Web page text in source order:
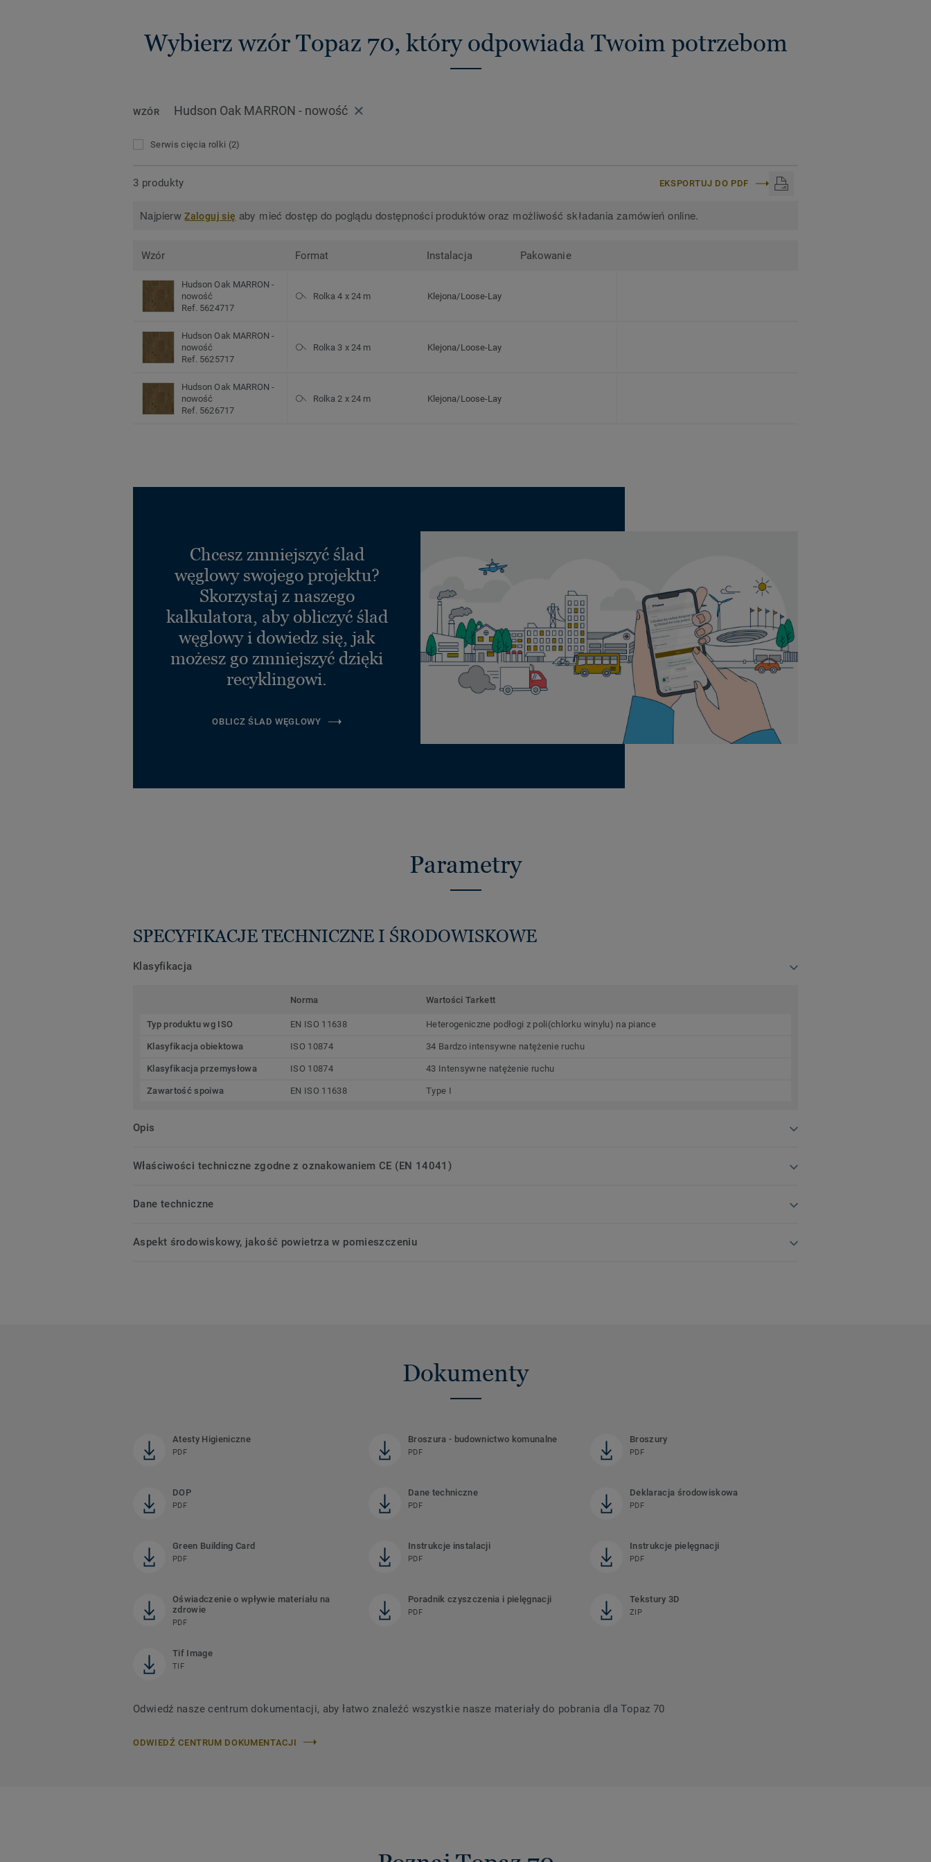
Wybierz wzór Topaz 70, który odpowiada Twoim potrzebom
WZÓR Hudson Oak MARRON - nowość
Serwis cięcia rolki (2)
3 produkty EKSPORTUJ DO PDF
NajpierwZaloguj się aby mieć dostęp do poglądu dostępności produktów oraz możliwość składania zamówień online.
Wzór Format Instalacja Pakowanie
Hudson Oak MARRON -
nowość
Ref. 5624717
Rolka 4 x 24 m Klejona/Loose-Lay
Hudson Oak MARRON -
nowość
Ref. 5625717
Rolka 3 x 24 m Klejona/Loose-Lay
Hudson Oak MARRON -
nowość
Ref. 5626717
Rolka 2 x 24 m Klejona/Loose-Lay
Chcesz zmniejszyć ślad
węglowy swojego projektu?
Skorzystaj z naszego
kalkulatora, aby obliczyć ślad
węglowy i dowiedz się, jak
możesz go zmniejszyć dzięki
recyklingowi.
OBLICZ ŚLAD WĘGLOWY
Parametry
SPECYFIKACJE TECHNICZNE I ŚRODOWISKOWE
Klasyfikacja
Norma Wartości Tarkett
Typ produktu wg ISO EN ISO 11638 Heterogeniczne podłogi z poli(chlorku winylu) na piance
Klasyfikacja obiektowa ISO 10874 34 Bardzo intensywne natężenie ruchu
Klasyfikacja przemysłowa ISO 10874 43 Intensywne natężenie ruchu
Zawartość spoiwa EN ISO 11638 Type I
Opis
Właściwości techniczne zgodne z oznakowaniem CE (EN 14041)
Dane techniczne
Aspekt środowiskowy, jakość powietrza w pomieszczeniu
Dokumenty
Atesty Higieniczne
PDF
Broszura - budownictwo komunalne
PDF
Broszury
PDF
DOP
PDF
Dane techniczne
PDF
Deklaracja środowiskowa
PDF
Green Building Card
PDF
Instrukcje instalacji
PDF
Instrukcje pielęgnacji
PDF
Oświadczenie o wpływie materiału na
zdrowie
PDF
Poradnik czyszczenia i pielęgnacji
PDF
Tekstury 3D
ZIP
Tif Image
TIF
Odwiedź nasze centrum dokumentacji, aby łatwo znaleźć wszystkie nasze materiały do ​​pobrania dla Topaz 70
ODWIEDŹ CENTRUM DOKUMENTACJI